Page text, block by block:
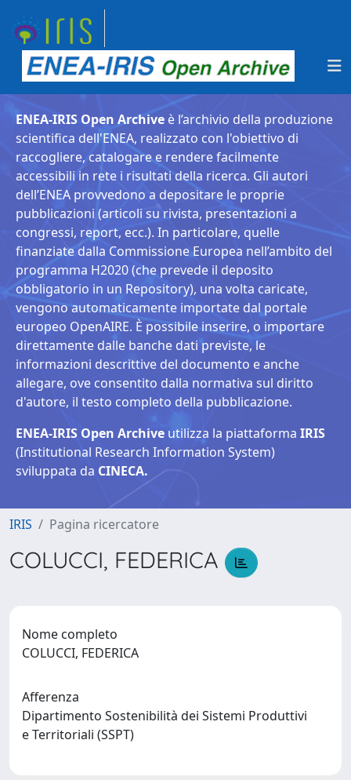
ENEA-IRIS Open Archive è l’archivio della produzione
scientifica dell'ENEA, realizzato con l'obiettivo di
raccogliere, catalogare e rendere facilmente
accessibili in rete i risultati della ricerca. Gli autori
dell’ENEA provvedono a depositare le proprie
pubblicazioni (articoli su rivista, presentazioni a
congressi, report, ecc.). In particolare, quelle
finanziate dalla Commissione Europea nell’ambito del
programma H2020 (che prevede il deposito
obbligatorio in un Repository), una volta caricate,
vengono automaticamente importate dal portale
europeo OpenAIRE. È possibile inserire, o importare
direttamente dalle banche dati previste, le
informazioni descrittive del documento e anche
allegare, ove consentito dalla normativa sul diritto
d'autore, il testo completo della pubblicazione.
ENEA-IRIS Open Archive utilizza la piattaforma IRIS
(Institutional Research Information System)
sviluppata da CINECA.
IRIS Pagina ricercatore
COLUCCI, FEDERICA
Nome completo
COLUCCI, FEDERICA
Afferenza
Dipartimento Sostenibilità dei Sistemi Produttivi
e Territoriali (SSPT)